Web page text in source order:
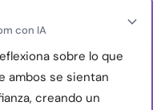
reservados.
con IA
sobre lo que
ambos se sientan
creando un